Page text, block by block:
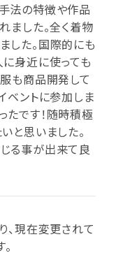
法の特徴や作品
ました。全く着物
した。国際的にも
に身近に使っても
も商品開発して
ベントに参加しま
たです！随時積極
と思いました。
る事が出来て良
現在変更されて